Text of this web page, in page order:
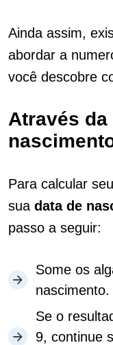
Ainda assim,
abordar a
você descobre
Através da
Para calcular
sua data de
passo a seguir:
Some os
nascimento.
Se o
9, continue